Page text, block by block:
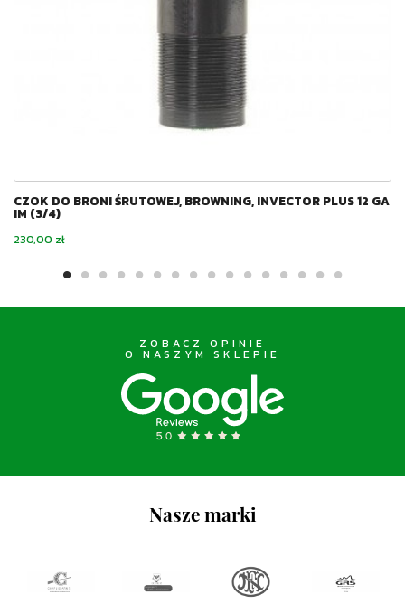
CZOK DO BRONI ŚRUTOWEJ, BROWNING, INVECTOR PLUS 12 GA
IM (3/4)
Cena
230,00 zł
ZOBACZ OPINIE
O NASZYM SKLEPIE
Nasze marki